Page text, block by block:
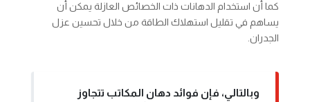
كما أن استخدام الدهانات ذات الخصائص العازلة يمكن أن
يساهم في تقليل استهلاك الطاقة من خلال تحسين عزل
الجدران.
وبالتالي، فإن فوائد دهان المكاتب تتجاوز